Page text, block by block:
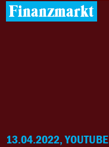
Finanzmarkt
13.04.2022, YOUTUBE